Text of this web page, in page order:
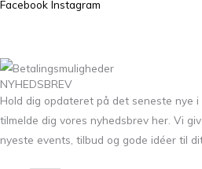
Facebook Instagram
NYHEDSBREV
Hold dig opdateret på det seneste nye
tilmelde dig vores nyhedsbrev her. Vi
nyeste events, tilbud og gode idéer til